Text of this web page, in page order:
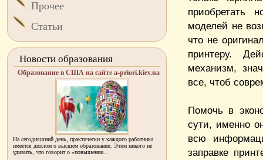
приобретать
моделей не
что не
принтеру.
механизм,
все, чтоб
Помочь в
сути, именно
всю
заправке
Прочее
Статьи
Новости образования
Образование в США на сайте a-priori.kiev.ua
На сегодняшний день, практически у каждого работника
имеется диплом о высшем образовании. Этим никого не
удивить, что говорит о «повышении...